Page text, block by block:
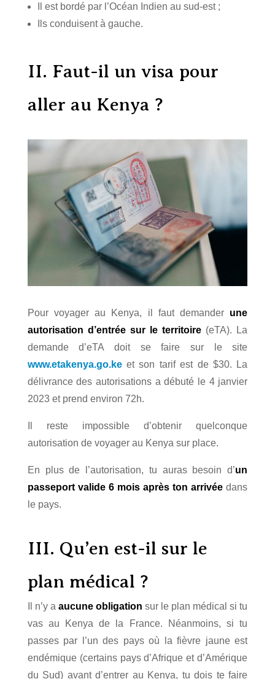
Il est bordé par l’Océan Indien au sud-est ;
Ils conduisent à gauche.
II. Faut-il un visa pour
aller au Kenya ?
Pour voyager au Kenya, il faut demander une
autorisation d’entrée sur le territoire (eTA). La
demande d’eTA doit se faire sur le site
www.etakenya.go.keet son tarif est de $30. La
délivrance des autorisations a débuté le 4 janvier
2023 et prend environ 72h.
Il reste impossible d’obtenir quelconque
autorisation de voyager au Kenya sur place.
En plus de l’autorisation, tu auras besoin d’un
passeport valide 6 mois après ton arrivée dans
le pays.
III. Qu’en est-il sur le
plan médical ?
Il n’y a aucune obligation sur le plan médical si tu
vas au Kenya de la France. Néanmoins, si tu
passes par l’un des pays où la fièvre jaune est
endémique (certains pays d’Afrique et d’Amérique
du Sud) avant d’entrer au Kenya, tu dois te faire